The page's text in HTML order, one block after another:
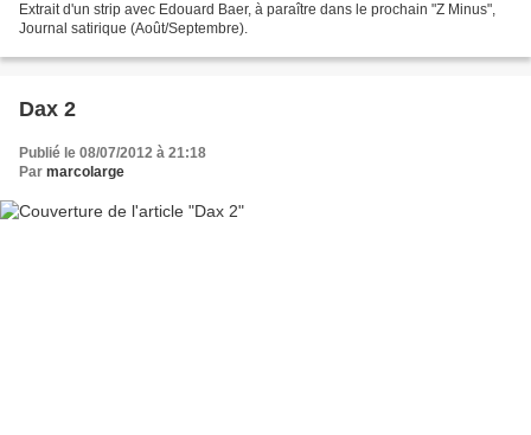
Extrait d'un strip avec Edouard Baer, à paraître dans le prochain "Z Minus",
Journal satirique (Août/Septembre).
Dax 2
Publié le 08/07/2012 à 21:18
Par marcolarge